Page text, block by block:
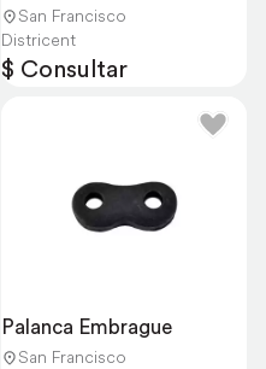
San Francisco
Districent
$ Consultar
Palanca Embrague
San Francisco